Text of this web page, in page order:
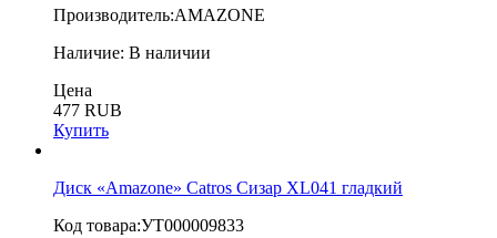
Производитель:AMAZONE
Наличие: В наличии
Цена
477 RUB
Купить
Диск «Amazone» Catros Сизар XL041 гладкий
Код товара:УТ000009833